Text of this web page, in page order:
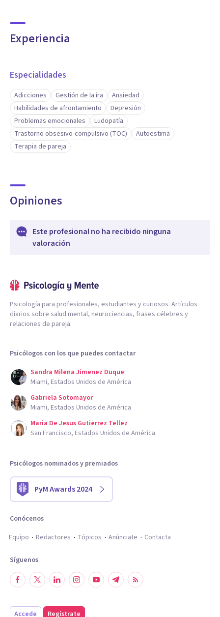
Experiencia
Especialidades
Adicciones Gestión de la ira
Ansiedad
Habilidades de afrontamiento
Depresión
Problemas emocionales
Ludopatía
Trastorno obsesivo-compulsivo (TOC)
Autoestima
Terapia de pareja
Opiniones
Este profesional no ha recibido ninguna
valoración
Psicología para profesionales, estudiantes y curiosos. Artículos
diarios sobre salud mental, neurociencias, frases célebres y
relaciones de pareja.
Psicólogos con los que puedes contactar
Sandra Milena Jimenez Duque
Miami, Estados Unidos de América
Gabriela Sotomayor
Miami, Estados Unidos de América
Maria De Jesus Gutierrez Tellez
San Francisco, Estados Unidos de América
Psicólogos nominados y premiados
PyM Awards 2024
Conócenos
Equipo
Redactores Tópicos Anúnciate Contacta
Síguenos
Accede Regístrate